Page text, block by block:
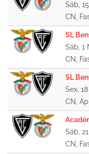
Sáb,
CN,
SL
Sáb, 1
CN,
SL
Sex,
CN,
Sáb,
CN,